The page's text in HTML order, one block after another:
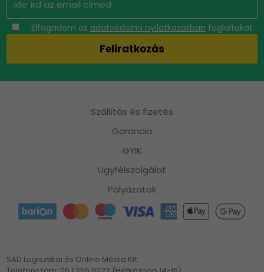
Elfogadom az adatvédelmi nyilatkozatban foglaltakat
Szállítás és fizetés
Garancia
GYIK
Ügyfélszolgálat
Pályázatok
SAD Logisztikai és Online Média Kft.